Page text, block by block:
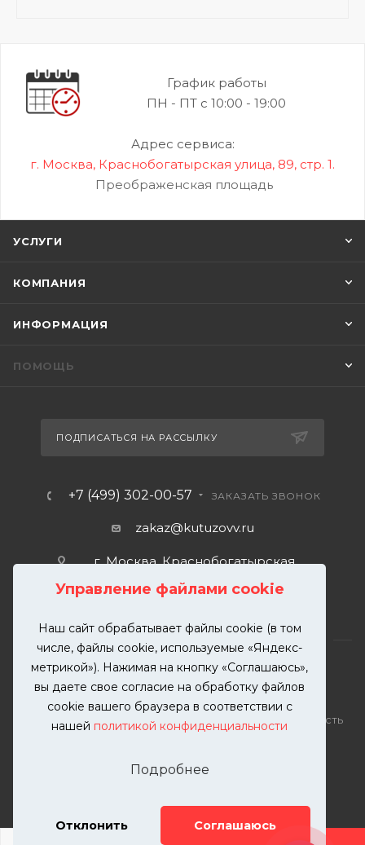
Управление файлами cookie
Наш сайт обрабатывает файлы cookie (в том
числе, файлы cookie, используемые «Яндекс-
метрикой»). Нажимая на кнопку «Соглашаюсь»,
вы даете свое согласие на обработку файлов
cookie вашего браузера в соответствии с
нашей политикой конфиденциальности
Подробнее
Отклонить Соглашаюсь
График работы
ПН - ПТ с 10:00 - 19:00
Адрес сервиса:
г. Москва, Краснобогатырская улица, 89, стр. 1.
Преображенская площадь
УСЛУГИ
КОМПАНИЯ
ИНФОРМАЦИЯ
ПОМОЩЬ
ПОДПИСАТЬСЯ НА РАССЫЛКУ
+7 (499) 302-00-57 ЗАКАЗАТЬ ЗВОНОК
zakaz@kutuzovv.ru
г. Москва, Краснобогатырская
2026 © KUTUZOVV | Кузовной ремонт и покраска
автомобилей. Вся информация на сайте – собственность
разрешения запрещена. Все права защищены.
Телефон: 8(499)-302-00-57